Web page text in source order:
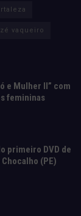
zé vaqueiro
e Mulher II” com
femininas
primeiro DVD de
(PE)